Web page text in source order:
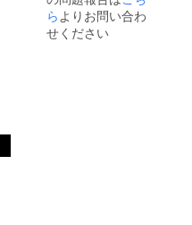
は2026
年8月1
日〜
掲載を
希望さ
れない
クト終
了後に
メール
限定5個
皆さま
からの
ら よりお問い合わ
せください